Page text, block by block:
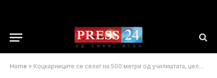
Home » Коцкарниците се селат на 500 метри од училиштата, целосно се гасат светлечките реклами – Собрание го донесе Законот за игрите на среќа и за забавните игри